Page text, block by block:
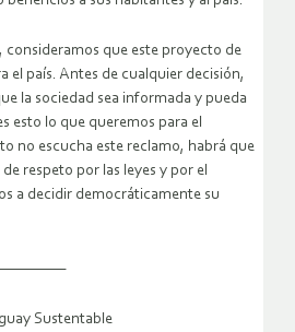
consideramos que este proyecto de
el país. Antes de cualquier decisión,
la sociedad sea informada y pueda
esto lo que queremos para el
no escucha este reclamo, habrá que
respeto por las leyes y por el
a decidir democráticamente su
Sustentable